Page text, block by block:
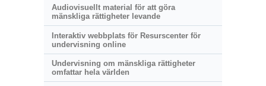
Audiovisuellt material för att göra
mänskliga rättigheter levande
Interaktiv webbplats för Resurscenter för
undervisning online
Undervisning om mänskliga rättigheter
omfattar hela världen